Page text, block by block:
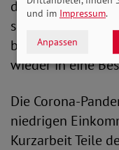
deutliche
sowie die
beispielsweise
wieder in eine
Die Corona-
niedrigen
Kurzarbeit Teile
und im Impressum.
Anpassen